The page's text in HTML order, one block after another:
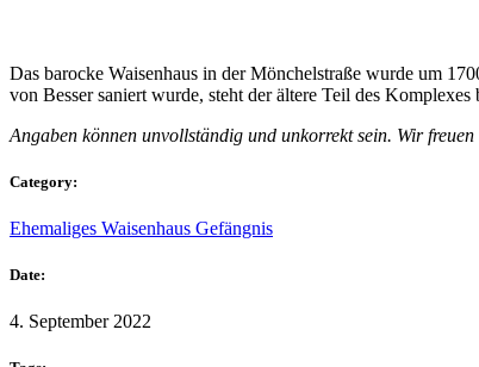
Das barocke Waisenhaus in der Mönchelstraße wurde um
von Besser saniert wurde, steht der ältere Teil des Komplexes
Angaben können unvollständig und unkorrekt sein. Wir
Category:
Ehemaliges Waisenhaus Gefängnis
Date:
4. September 2022